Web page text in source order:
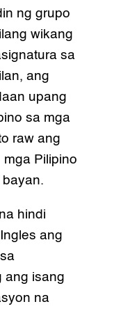
ng grupo
wikang
sa
ang
upang
sa mga
raw ang
Pilipino
hindi
ang
ang isang
na